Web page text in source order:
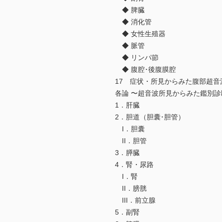
◆ 脾臓
◆ 消化管
◆ 女性生殖器
◆ 脈管
◆ リンパ節
◆ 腹腔･後腹膜腔
17 症状・所見からみた腹部超音
各論 〜超音波所見からみた鑑別
1．肝臓
2．胆道（胆囊･胆管）
I．胆囊
II．胆管
3．膵臓
4．腎・尿路
I．腎
II．膀胱
III．前立腺
5．副腎